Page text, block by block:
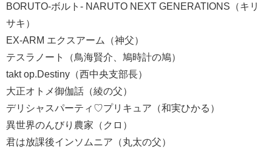
BORUTO-ボルト- NARUTO NEXT GENERATIONS（キリ
サキ）
EX-ARM エクスアーム（神父）
テスラノート（鳥海賢介、鳩時計の鳩）
takt op.Destiny（西中央支部長）
大正オトメ御伽話（綾の父）
デリシャスパーティ♡プリキュア（和実ひかる）
異世界のんびり農家（クロ）
君は放課後インソムニア（丸太の父）